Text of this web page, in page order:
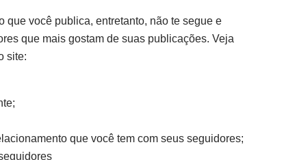
que você publica, entretanto, não te segue e
que mais gostam de suas publicações. Veja
site:
que você tem com seus seguidores;